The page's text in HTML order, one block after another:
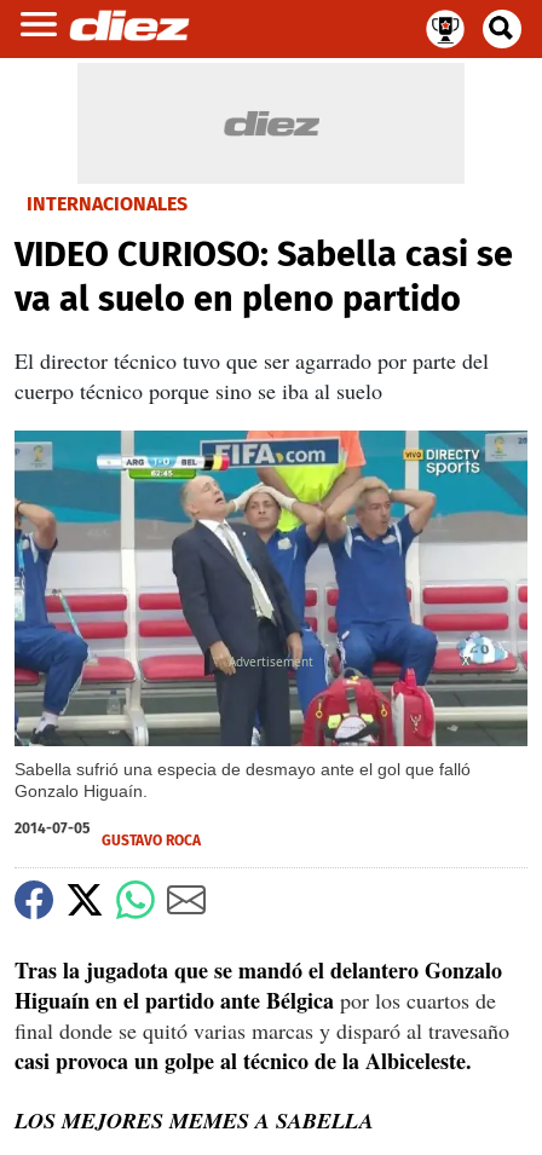
INTERNACIONALES
VIDEO CURIOSO: Sabella casi se
va al suelo en pleno partido
El director técnico tuvo que ser agarrado por parte del
cuerpo técnico porque sino se iba al suelo
Sabella sufrió una especia de desmayo ante el gol que falló
Gonzalo Higuaín.
X
2014-07-05
GUSTAVO ROCA
Tras la jugadota que se mandó el delantero Gonzalo
Higuaín en el partido ante Bélgica por los cuartos de
final donde se quitó varias marcas y disparó al travesaño
casi provoca un golpe al técnico de la Albiceleste.
LOS MEJORES MEMES A SABELLA